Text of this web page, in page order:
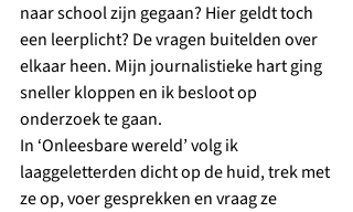
naar school zijn gegaan? Hier geldt toch
een leerplicht? De vragen buitelden over
elkaar heen. Mijn journalistieke hart ging
sneller kloppen en ik besloot op
onderzoek te gaan.
In ‘Onleesbare wereld’ volg ik
laaggeletterden dicht op de huid, trek met
ze op, voer gesprekken en vraag ze